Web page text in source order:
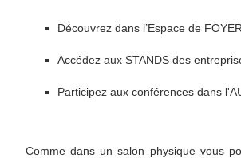
Découvrez dans l’Espace de
Accédez aux STANDS des
Participez aux conférences dans
Comme dans un salon physique vous